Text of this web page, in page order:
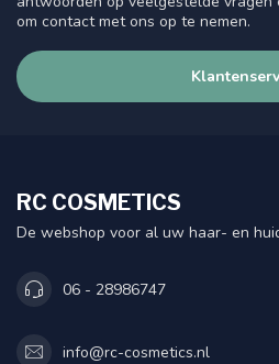
om contact met ons op te nemen.
RC COSMETICS
De webshop voor al uw haar- en
06 - 28986747
info@rc-cosmetics.nl